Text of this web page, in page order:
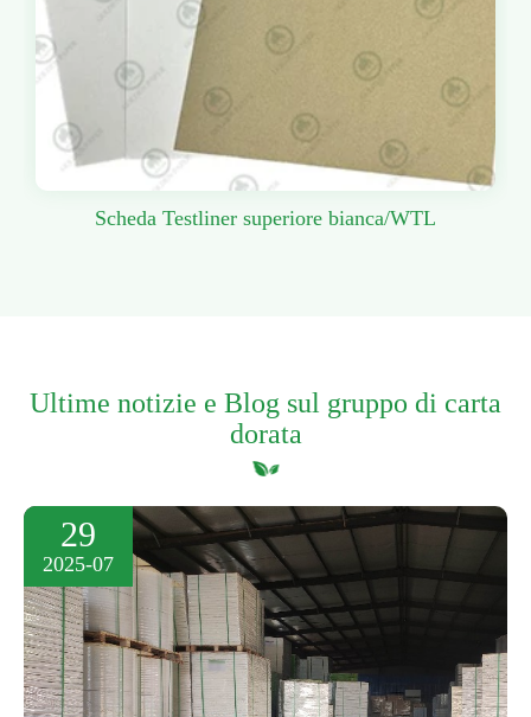
Scheda Testliner superiore bianca/WTL
Ultime notizie e Blog sul gruppo di carta
dorata
29
2025-07